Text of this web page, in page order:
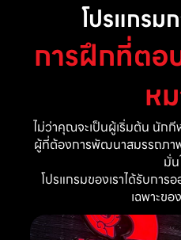
โปรแกรม
การฝึกที่ตอ
ห
ไม่ว่าคุณจะเป็นผู้เริ่มต้น นัก
ผู้ที่ต้องการพัฒนาสมรรถภาพ
มั่น
โปรแกรมของเราได้รับการ
เฉพาะขอ